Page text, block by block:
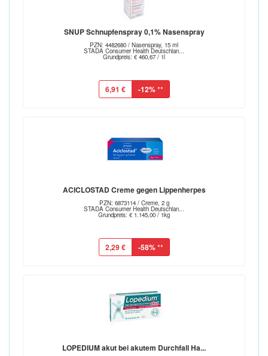
SNUP Schnupfenspray 0,1% Nasenspray
PZN: 4482680 / Nasenspray, 15 ml
STADA Consumer Health Deutschlan...
Grundpreis: € 460,67 / 1l
6,91 € -12%**
ACICLOSTAD Creme gegen Lippenherpes
PZN: 6873114 / Creme, 2 g
STADA Consumer Health Deutschlan...
Grundpreis: € 1.145,00 / 1kg
2,29 € -58%**
LOPEDIUM akut bei akutem Durchfall Ha...